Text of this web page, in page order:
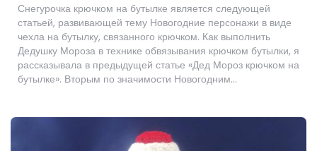
Снегурочка крючком на бутылке является следующей
статьей, развивающей тему Новогодние персонажи в виде
чехла на бутылку, связанного крючком. Как выполнить
Дедушку Мороза в технике обвязывания крючком бутылки, я
рассказывала в предыдущей статье «Дед Мороз крючком на
бутылке». Вторым по значимости Новогодним…